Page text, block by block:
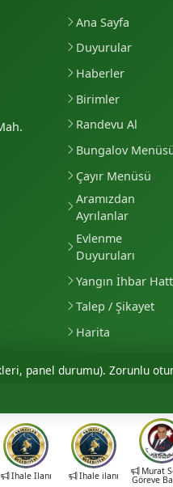
Ana Sayfa
Duyurular
Haberler
Birimler
Randevu Al
Bungalov
Çayır Menüsü
Aramızdan
Ayrılanlar
Evlenme
Duyuruları
Yangın İhbar
Talep / Şikayet
Harita
panel durumu). Zorunlu
İhale İlanı İhale ilanı Murat
Göreve